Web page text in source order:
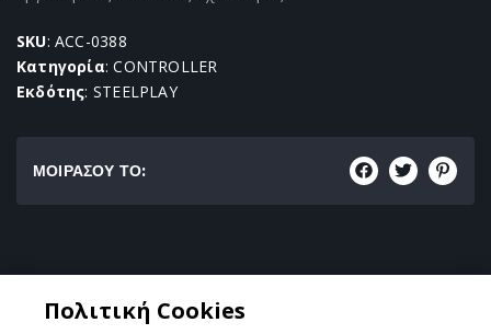
SKU: ACC-0388
Κατηγορία: CONTROLLER
Εκδότης: STEELPLAY
ΜΟΙΡΑΣΟΥ ΤΟ:
CONTROLLER
Πολιτική Cookies